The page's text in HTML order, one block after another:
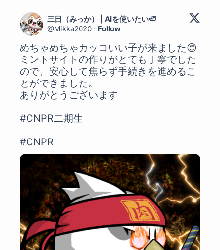
三日（みっか） | AIを使いたい🦥
@Mikka2020 · Follow
めちゃめちゃカッコいい子が来ました😍
ミントサイトの作りがとても丁寧でした
ので、安心して焦らず手続きを進めるこ
とができました。
ありがとうございます
#CNPR二期生
#CNPR